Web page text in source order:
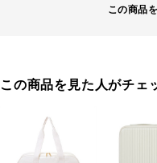
この商品
この商品を見た人がチェ